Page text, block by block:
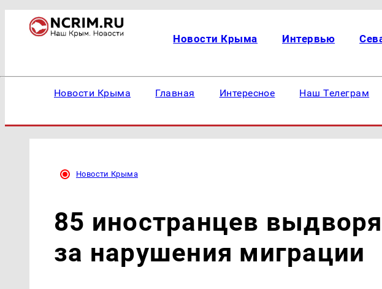
Новости Крыма Интервью
Новости Крыма Главная Интересное Наш Телеграм
Новости Крыма
85 иностранцев
за нарушения миграции